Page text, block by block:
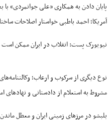
پایان دادن به همکاری «علی جوانمردی»
آمریکا؛ احمد باطبی خواستار اصلاحات
نیویورک پست: انقلاب در ایران ممکن
نوع دیگری از سرکوب و ارعاب؛
مشروط به استعلام از دادستانی و نهادهای
بلبشو در مرزهای زمینی ایران و معطل